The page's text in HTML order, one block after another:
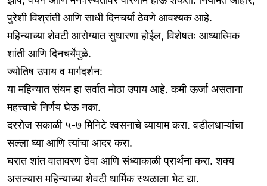
पुरेशी विश्रांती आणि साधी दिनचर्या ठेवणे आवश्यक आहे.
महिन्याच्या शेवटी आरोग्यात सुधारणा होईल, विशेषतः आध्यात्मिक
शांती आणि दिनचर्येमुळे.
ज्योतिष उपाय व मार्गदर्शन:
या महिन्यात संयम हा सर्वात मोठा उपाय आहे. कमी ऊर्जा असताना
महत्त्वाचे निर्णय घेऊ नका.
दररोज सकाळी ५-७ मिनिटे श्वसनाचे व्यायाम करा. वडीलधाऱ्यांचा
सल्ला घ्या आणि त्यांचा आदर करा.
घरात शांत वातावरण ठेवा आणि संध्याकाळी प्रार्थना करा. शक्य
असल्यास महिन्याच्या शेवटी धार्मिक स्थळाला भेट द्या.